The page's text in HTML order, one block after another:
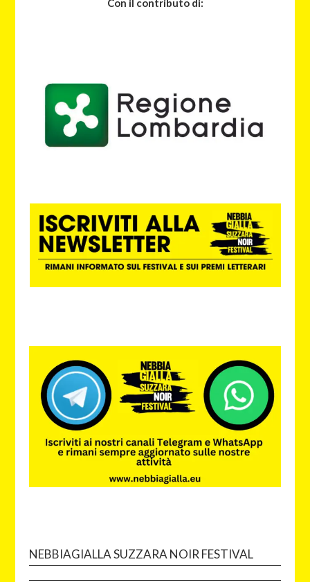
NEBBIAGIALLA SUZZARA NOIR FESTIVAL